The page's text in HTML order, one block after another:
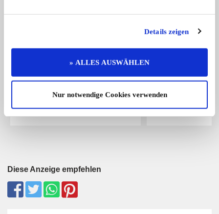
Details zeigen
» ALLES AUSWÄHLEN
Nur notwendige Cookies verwenden
Garagenfahrzeug aus 1. Hand ! Diese
Triumph TR3A |
Techn ...
Diese Anzeige empfehlen